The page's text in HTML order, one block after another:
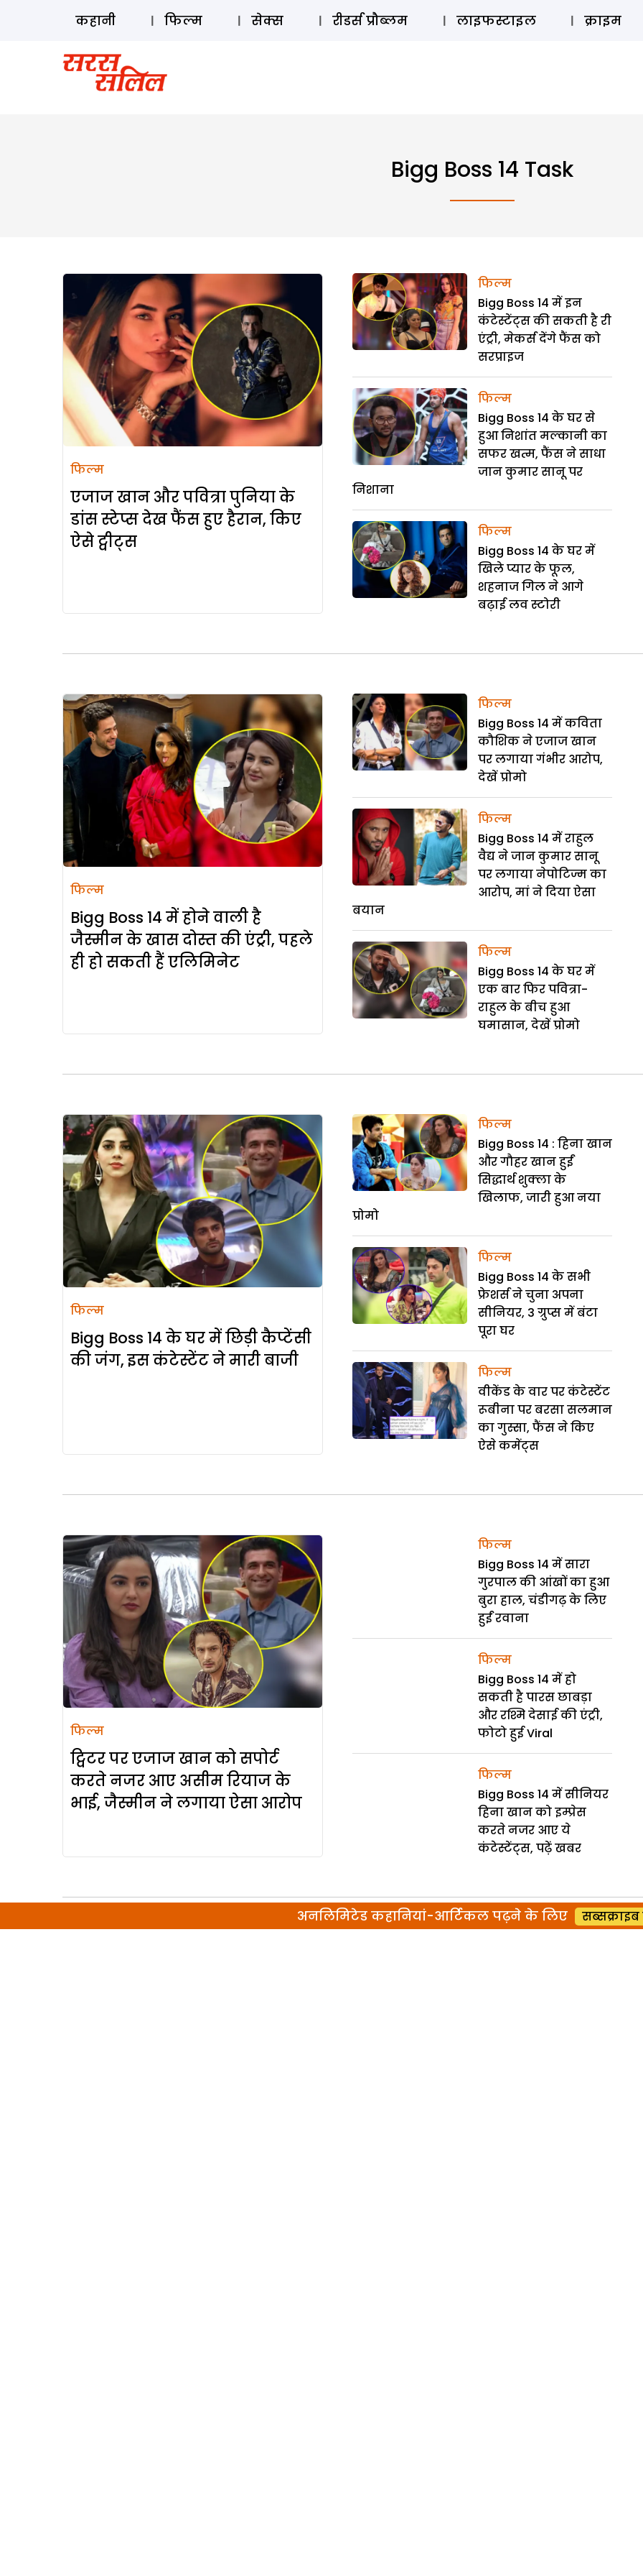
ऑडियो
कहानी फिल्म सेक्स रीडर्स प्रौब्लम लाइफस्टाइल क्राइम
Bigg Boss 14 Task
फिल्म
एजाज खान और पवित्रा पुनिया के
डांस स्टेप्स देख फैंस हुए हैरान, किए
ऐसे ट्वीट्स
फिल्म
Bigg Boss 14 में इन
कंटेस्टेंट्स की सकती है री
एंट्री, मेकर्स देंगे फैंस को
सरप्राइज
फिल्म
Bigg Boss 14 के घर से
हुआ निशांत मल्कानी का
सफर खत्म, फैंस ने साधा
जान कुमार सानू पर
निशाना
फिल्म
Bigg Boss 14 के घर में
खिले प्यार के फूल,
शहनाज गिल ने आगे
बढ़ाई लव स्टोरी
फिल्म
Bigg Boss 14 में होने वाली है
जैस्मीन के खास दोस्त की एंट्री, पहले
ही हो सकती हैं एलिमिनेट
फिल्म
Bigg Boss 14 में कविता
कौशिक ने एजाज खान
पर लगाया गंभीर आरोप,
देखें प्रोमो
फिल्म
Bigg Boss 14 में राहुल
वैद्य ने जान कुमार सानू
पर लगाया नेपोटिज्म का
आरोप, मां ने दिया ऐसा
बयान
फिल्म
Bigg Boss 14 के घर में
एक बार फिर पवित्रा-
राहुल के बीच हुआ
घमासान, देखें प्रोमो
फिल्म
Bigg Boss 14 के घर में छिड़ी कैप्टेंसी
की जंग, इस कंटेस्टेंट ने मारी बाजी
फिल्म
Bigg Boss 14 : हिना खान
और गौहर खान हुईं
सिद्धार्थ शुक्ला के
खिलाफ, जारी हुआ नया
प्रोमो
फिल्म
Bigg Boss 14 के सभी
फ्रेशर्स ने चुना अपना
सीनियर, 3 ग्रुप्स में बंटा
पूरा घर
फिल्म
वीकेंड के वार पर कंटेस्टेंट
रूबीना पर बरसा सलमान
का गुस्सा, फैंस ने किए
ऐसे कमेंट्स
फिल्म
ट्विटर पर एजाज खान को सपोर्ट
करते नजर आए असीम रियाज के
भाई, जैस्मीन ने लगाया ऐसा आरोप
फिल्म
Bigg Boss 14 में सारा
गुरपाल की आंखों का हुआ
बुरा हाल, चंडीगढ़ के लिए
हुईं रवाना
फिल्म
Bigg Boss 14 में हो
सकती है पारस छाबड़ा
और रश्मि देसाई की एंट्री,
फोटो हुई Viral
फिल्म
Bigg Boss 14 में सीनियर
हिना खान को इम्प्रेस
करते नजर आए ये
कंटेस्टेंट्स, पढ़ें खबर
अनलिमिटेड कहानियां-आर्टिकल पढ़ने के लिए